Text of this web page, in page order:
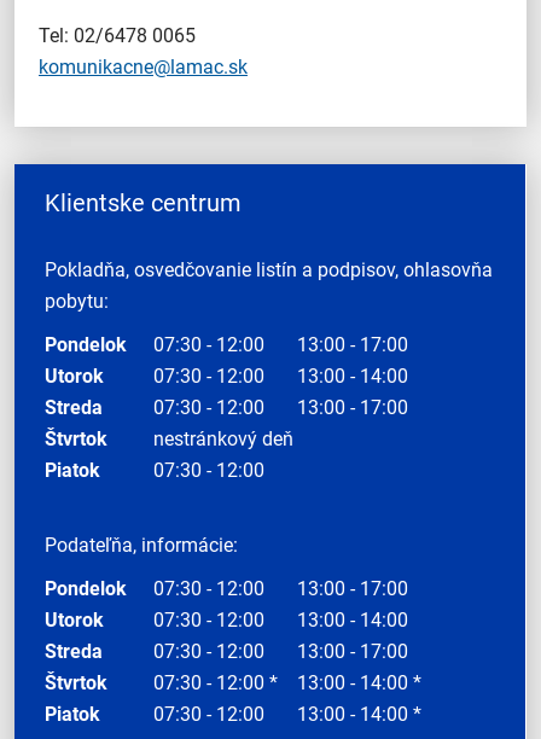
Tel: 02/6478 0065
komunikacne@lamac.sk
Klientske centrum
Pokladňa, osvedčovanie listín a podpisov, ohlasovňa
pobytu:
Pondelok
07:30 - 12:00
13:00 - 17:00
Utorok
07:30 - 12:00
13:00 - 14:00
Streda
07:30 - 12:00
13:00 - 17:00
Štvrtok
nestránkový deň
Piatok
07:30 - 12:00
Podateľňa, informácie:
Pondelok
07:30 - 12:00
13:00 - 17:00
Utorok
07:30 - 12:00
13:00 - 14:00
Streda
07:30 - 12:00
13:00 - 17:00
Štvrtok
07:30 - 12:00 *
13:00 - 14:00 *
Piatok
07:30 - 12:00
13:00 - 14:00 *